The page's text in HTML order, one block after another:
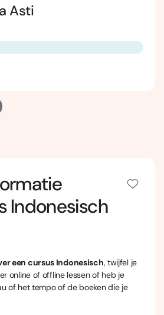
Indonesisch
een cursus Indonesisch, twijfel je
online of offline lessen of heb je
of het tempo of de boeken die je
Asti